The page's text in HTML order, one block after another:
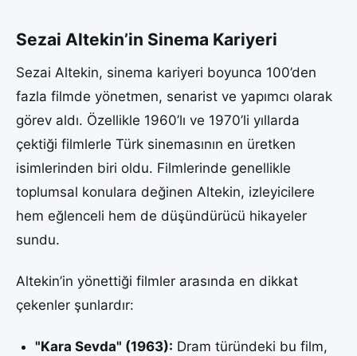
Sezai Altekin’in Sinema Kariyeri
Sezai Altekin, sinema kariyeri boyunca 100’den
fazla filmde yönetmen, senarist ve yapımcı olarak
görev aldı. Özellikle 1960’lı ve 1970’li yıllarda
çektiği filmlerle Türk sinemasının en üretken
isimlerinden biri oldu. Filmlerinde genellikle
toplumsal konulara değinen Altekin, izleyicilere
hem eğlenceli hem de düşündürücü hikayeler
sundu.
Altekin’in yönettiği filmler arasında en dikkat
çekenler şunlardır:
"Kara Sevda" (1963): Dram türündeki bu film,